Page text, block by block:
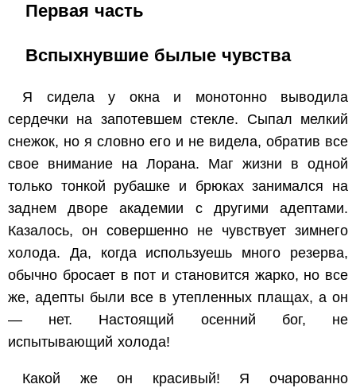
Первая часть
Вспыхнувшие былые чувства
Я сидела у окна и монотонно выводила
сердечки на запотевшем стекле. Сыпал мелкий
снежок, но я словно его и не видела, обратив все
свое внимание на Лорана. Маг жизни в одной
только тонкой рубашке и брюках занимался на
заднем дворе академии с другими адептами.
Казалось, он совершенно не чувствует зимнего
холода. Да, когда используешь много резерва,
обычно бросает в пот и становится жарко, но все
же, адепты были все в утепленных плащах, а он
— нет. Настоящий осенний бог, не
испытывающий холода!
Какой же он красивый! Я очарованно